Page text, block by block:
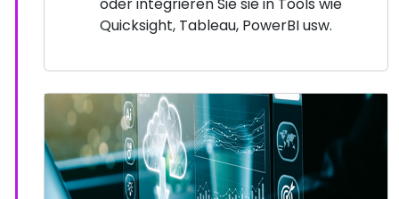
Quicksight, Tableau, PowerBI usw.